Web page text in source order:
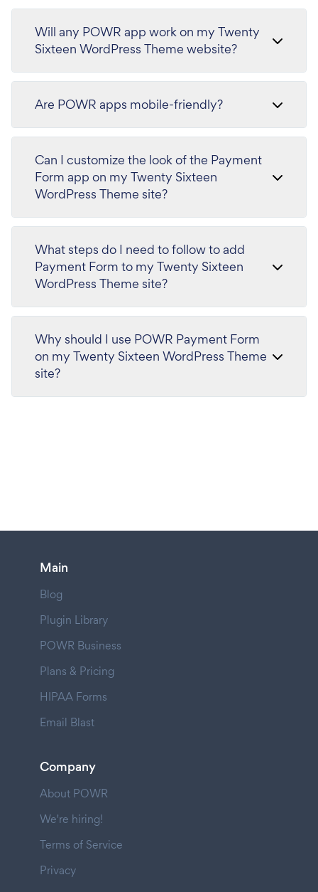
Will any POWR app work on my Twenty
Sixteen WordPress Theme website?
Are POWR apps mobile-friendly?
Can I customize the look of the Payment
Form app on my Twenty Sixteen
WordPress Theme site?
What steps do I need to follow to add
Payment Form to my Twenty Sixteen
WordPress Theme site?
Why should I use POWR Payment Form
on my Twenty Sixteen WordPress Theme
site?
Main
Blog
Plugin Library
POWR Business
Plans & Pricing
HIPAA Forms
Email Blast
Company
About POWR
We're hiring!
Terms of Service
Privacy